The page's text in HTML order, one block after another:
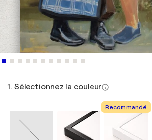
1. Sélectionnez la couleur
Recommandé